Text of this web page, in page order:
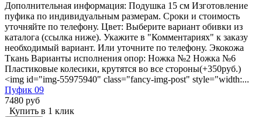
Дополнительная информация: Подушка 15 см Изготовление
пуфика по индивидуальным размерам. Сроки и стоимость
уточняйте по телефону. Цвет: Выберите вариант обивки из
каталога (ссылка ниже). Укажите в "Комментариях" к заказу
необходимый вариант. Или уточните по телефону. Экокожа
Ткань Варианты исполнения опор: Ножка №2 Ножка №6
Пластиковые колесики, крутятся во все стороны(+350руб.)
<img id="img-55975940" class="fancy-img-post" style="width:...
Пуфик 09
7480 руб
Купить в 1 клик